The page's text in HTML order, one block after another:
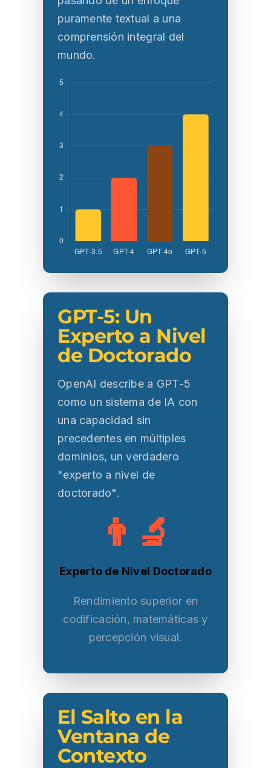
puramente textual a una
comprensión integral del
mundo.
GPT-5: Un
Experto a Nivel
de Doctorado
OpenAI describe a GPT-5
como un sistema de IA con
una capacidad sin
precedentes en múltiples
dominios, un verdadero
"experto a nivel de
doctorado".
👨‍🔬
Experto de Nivel Doctorado
Rendimiento superior en
codificación, matemáticas y
percepción visual.
El Salto en la
Ventana de
Contexto